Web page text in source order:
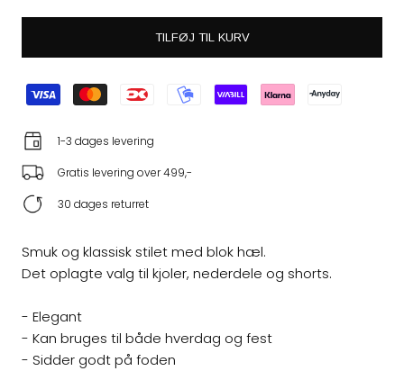
TILFØJ TIL KURV
1-3 dages levering
Gratis levering over 499,-
30 dages returret
Smuk og klassisk stilet med blok hæl.
Det oplagte valg til kjoler, nederdele og shorts.
- Elegant
- Kan bruges til både hverdag og fest
- Sidder godt på foden